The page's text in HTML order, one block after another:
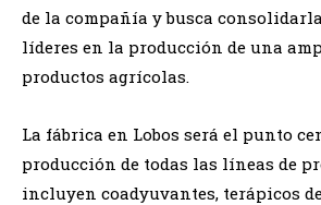
de la compañía y busca
líderes en la producción de una
productos agrícolas.
La fábrica en Lobos será el punto
producción de todas las líneas de
incluyen coadyuvantes, terápicos